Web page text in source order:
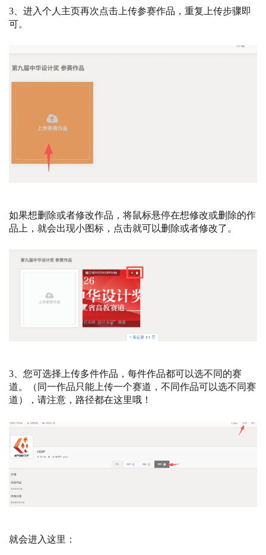
3、进入个人主页再次点击上传参赛作品，重复上传步骤即
可。
如果想删除或者修改作品，将鼠标悬停在想修改或删除的作
品上，就会出现小图标，点击就可以删除或者修改了。
3、您可选择上传多件作品，每件作品都可以选不同的赛
道。（同一作品只能上传一个赛道，不同作品可以选不同赛
道），请注意，路径都在这里哦！
就会进入这里：